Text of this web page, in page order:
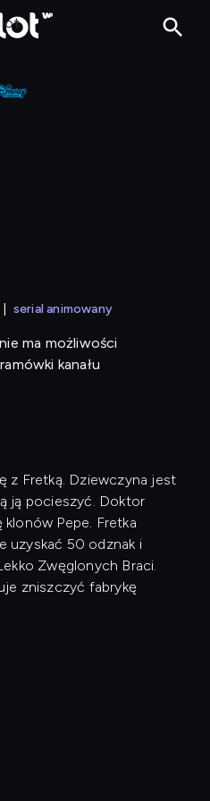
Fineasz i Ferb 2
serial animowany
ma możliwości
kanału
z Fretką. Dziewczyna jest
ją pocieszyć. Doktor
Pepe. Fretka
uzyskać 50 odznak i
Zwęglonych Braci.
zniszczyć fabrykę